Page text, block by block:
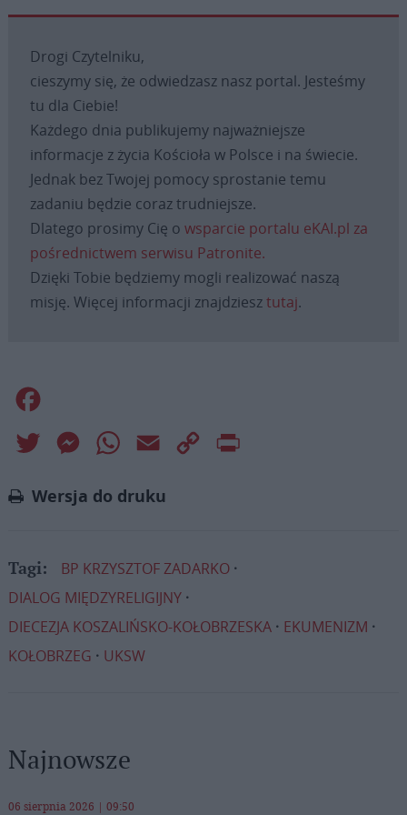
Drogi Czytelniku,
cieszymy się, że odwiedzasz nasz portal. Jesteśmy
tu dla Ciebie!
Każdego dnia publikujemy najważniejsze
informacje z życia Kościoła w Polsce i na świecie.
Jednak bez Twojej pomocy sprostanie temu
zadaniu będzie coraz trudniejsze.
Dlatego prosimy Cię o wsparcie portalu eKAI.pl za
pośrednictwem serwisu Patronite.
Dzięki Tobie będziemy mogli realizować naszą
misję. Więcej informacji znajdziesztutaj.
Twitter MessengerWhatsApp
Email
Copy
Wersja do druku
Tagi:
BP KRZYSZTOF ZADARKO
DIALOG MIĘDZYRELIGIJNY
DIECEZJA KOSZALIŃSKO-KOŁOBRZESKA
EKUMENIZM
KOŁOBRZEG
UKSW
Najnowsze
06 sierpnia 2026 | 09:50